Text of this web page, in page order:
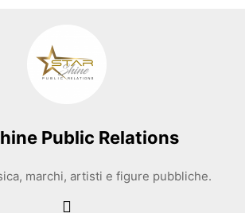
Public Relations
marchi, artisti e figure pubbliche.